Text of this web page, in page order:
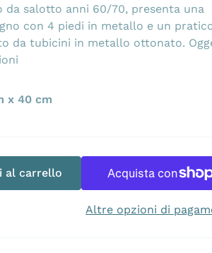
da salotto anni 60/70, presenta una
con 4 piedi in metallo e un
da tubicini in metallo ottonato.
x 40 cm
al carrello
Altre opzioni di